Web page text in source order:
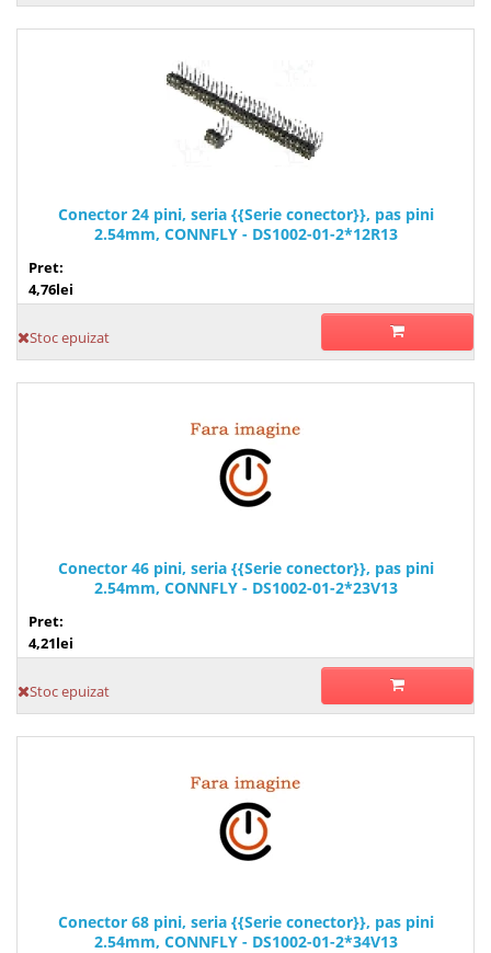
Conector 24 pini, seria {{Serie conector}}, pas pini
2.54mm, CONNFLY - DS1002-01-2*12R13
Pret:
4,76lei
Stoc epuizat
Conector 46 pini, seria {{Serie conector}}, pas pini
2.54mm, CONNFLY - DS1002-01-2*23V13
Pret:
4,21lei
Stoc epuizat
Conector 68 pini, seria {{Serie conector}}, pas pini
2.54mm, CONNFLY - DS1002-01-2*34V13